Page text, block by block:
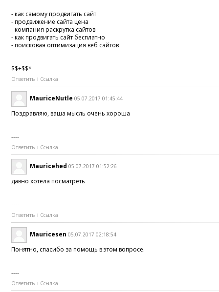
- как самому продвигать сайт
- продвижение сайта цена
- компания раскрутка сайтов
- как продвигать сайт бесплатно
- поисковая оптимизация веб сайтов
$$+$$*
Ответить Ссылка
MauriceNutle 05.07.2017 01:45:44
Поздравляю, ваша мысль очень хороша
----
Ответить Ссылка
Mauricehed 05.07.2017 01:52:26
давно хотела посматреть
----
Ответить Ссылка
Mauricesen 05.07.2017 02:18:54
Понятно, спасибо за помощь в этом вопросе.
----
Ответить Ссылка